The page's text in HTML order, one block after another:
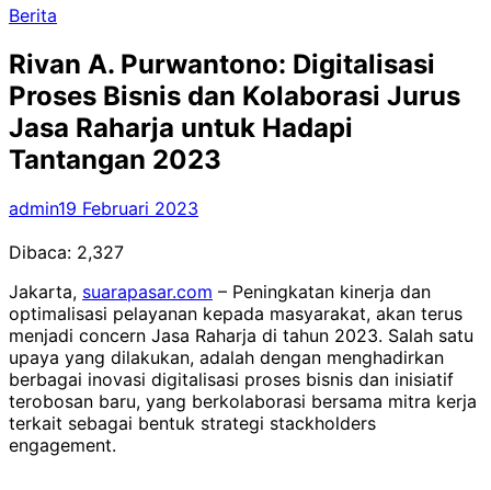
Berita
Rivan A. Purwantono: Digitalisasi
Proses Bisnis dan Kolaborasi Jurus
Jasa Raharja untuk Hadapi
Tantangan 2023
admin19 Februari 2023
Dibaca: 2,327
Jakarta, suarapasar.com – Peningkatan kinerja dan
optimalisasi pelayanan kepada masyarakat, akan terus
menjadi concern Jasa Raharja di tahun 2023. Salah satu
upaya yang dilakukan, adalah dengan menghadirkan
berbagai inovasi digitalisasi proses bisnis dan inisiatif
terobosan baru, yang berkolaborasi bersama mitra kerja
terkait sebagai bentuk strategi stackholders
engagement.